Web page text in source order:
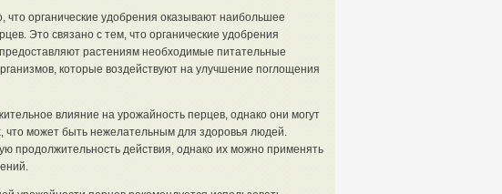
что органические удобрения оказывают наибольшее
Это связано с тем, что органические удобрения
растениям необходимые питательные
которые воздействуют на улучшение поглощения
влияние на урожайность перцев, однако они могут
что может быть нежелательным для здоровья людей.
продолжительность действия, однако их можно применять